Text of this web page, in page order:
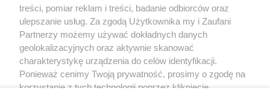
treści, pomiar reklam i treści, badanie odbiorców oraz
ulepszanie usług. Za zgodą Użytkownika my i Zaufani
Partnerzy możemy używać dokładnych danych
geolokalizacyjnych oraz aktywnie skanować
charakterystykę urządzenia do celów identyfikacji.
Ponieważ cenimy Twoją prywatność, prosimy o zgodę na
korzystanie z tych technologii poprzez kliknięcie